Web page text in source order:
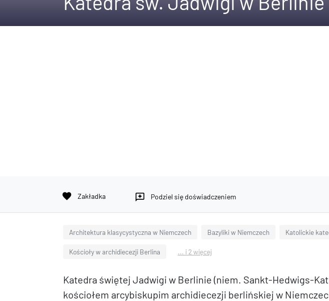
favorite Zakładka reviews Podziel się doświadczeniem
Architektura klasycystyczna w Niemczech Bazyliki w Niemczech Katolickie
Kościoły w archidiecezji Berlina ... i 2 więcej
Katedra świętej Jadwigi w Berlinie (niem. Sankt-Hedwigs-
kościołem arcybiskupim archidiecezji berlińskiej w